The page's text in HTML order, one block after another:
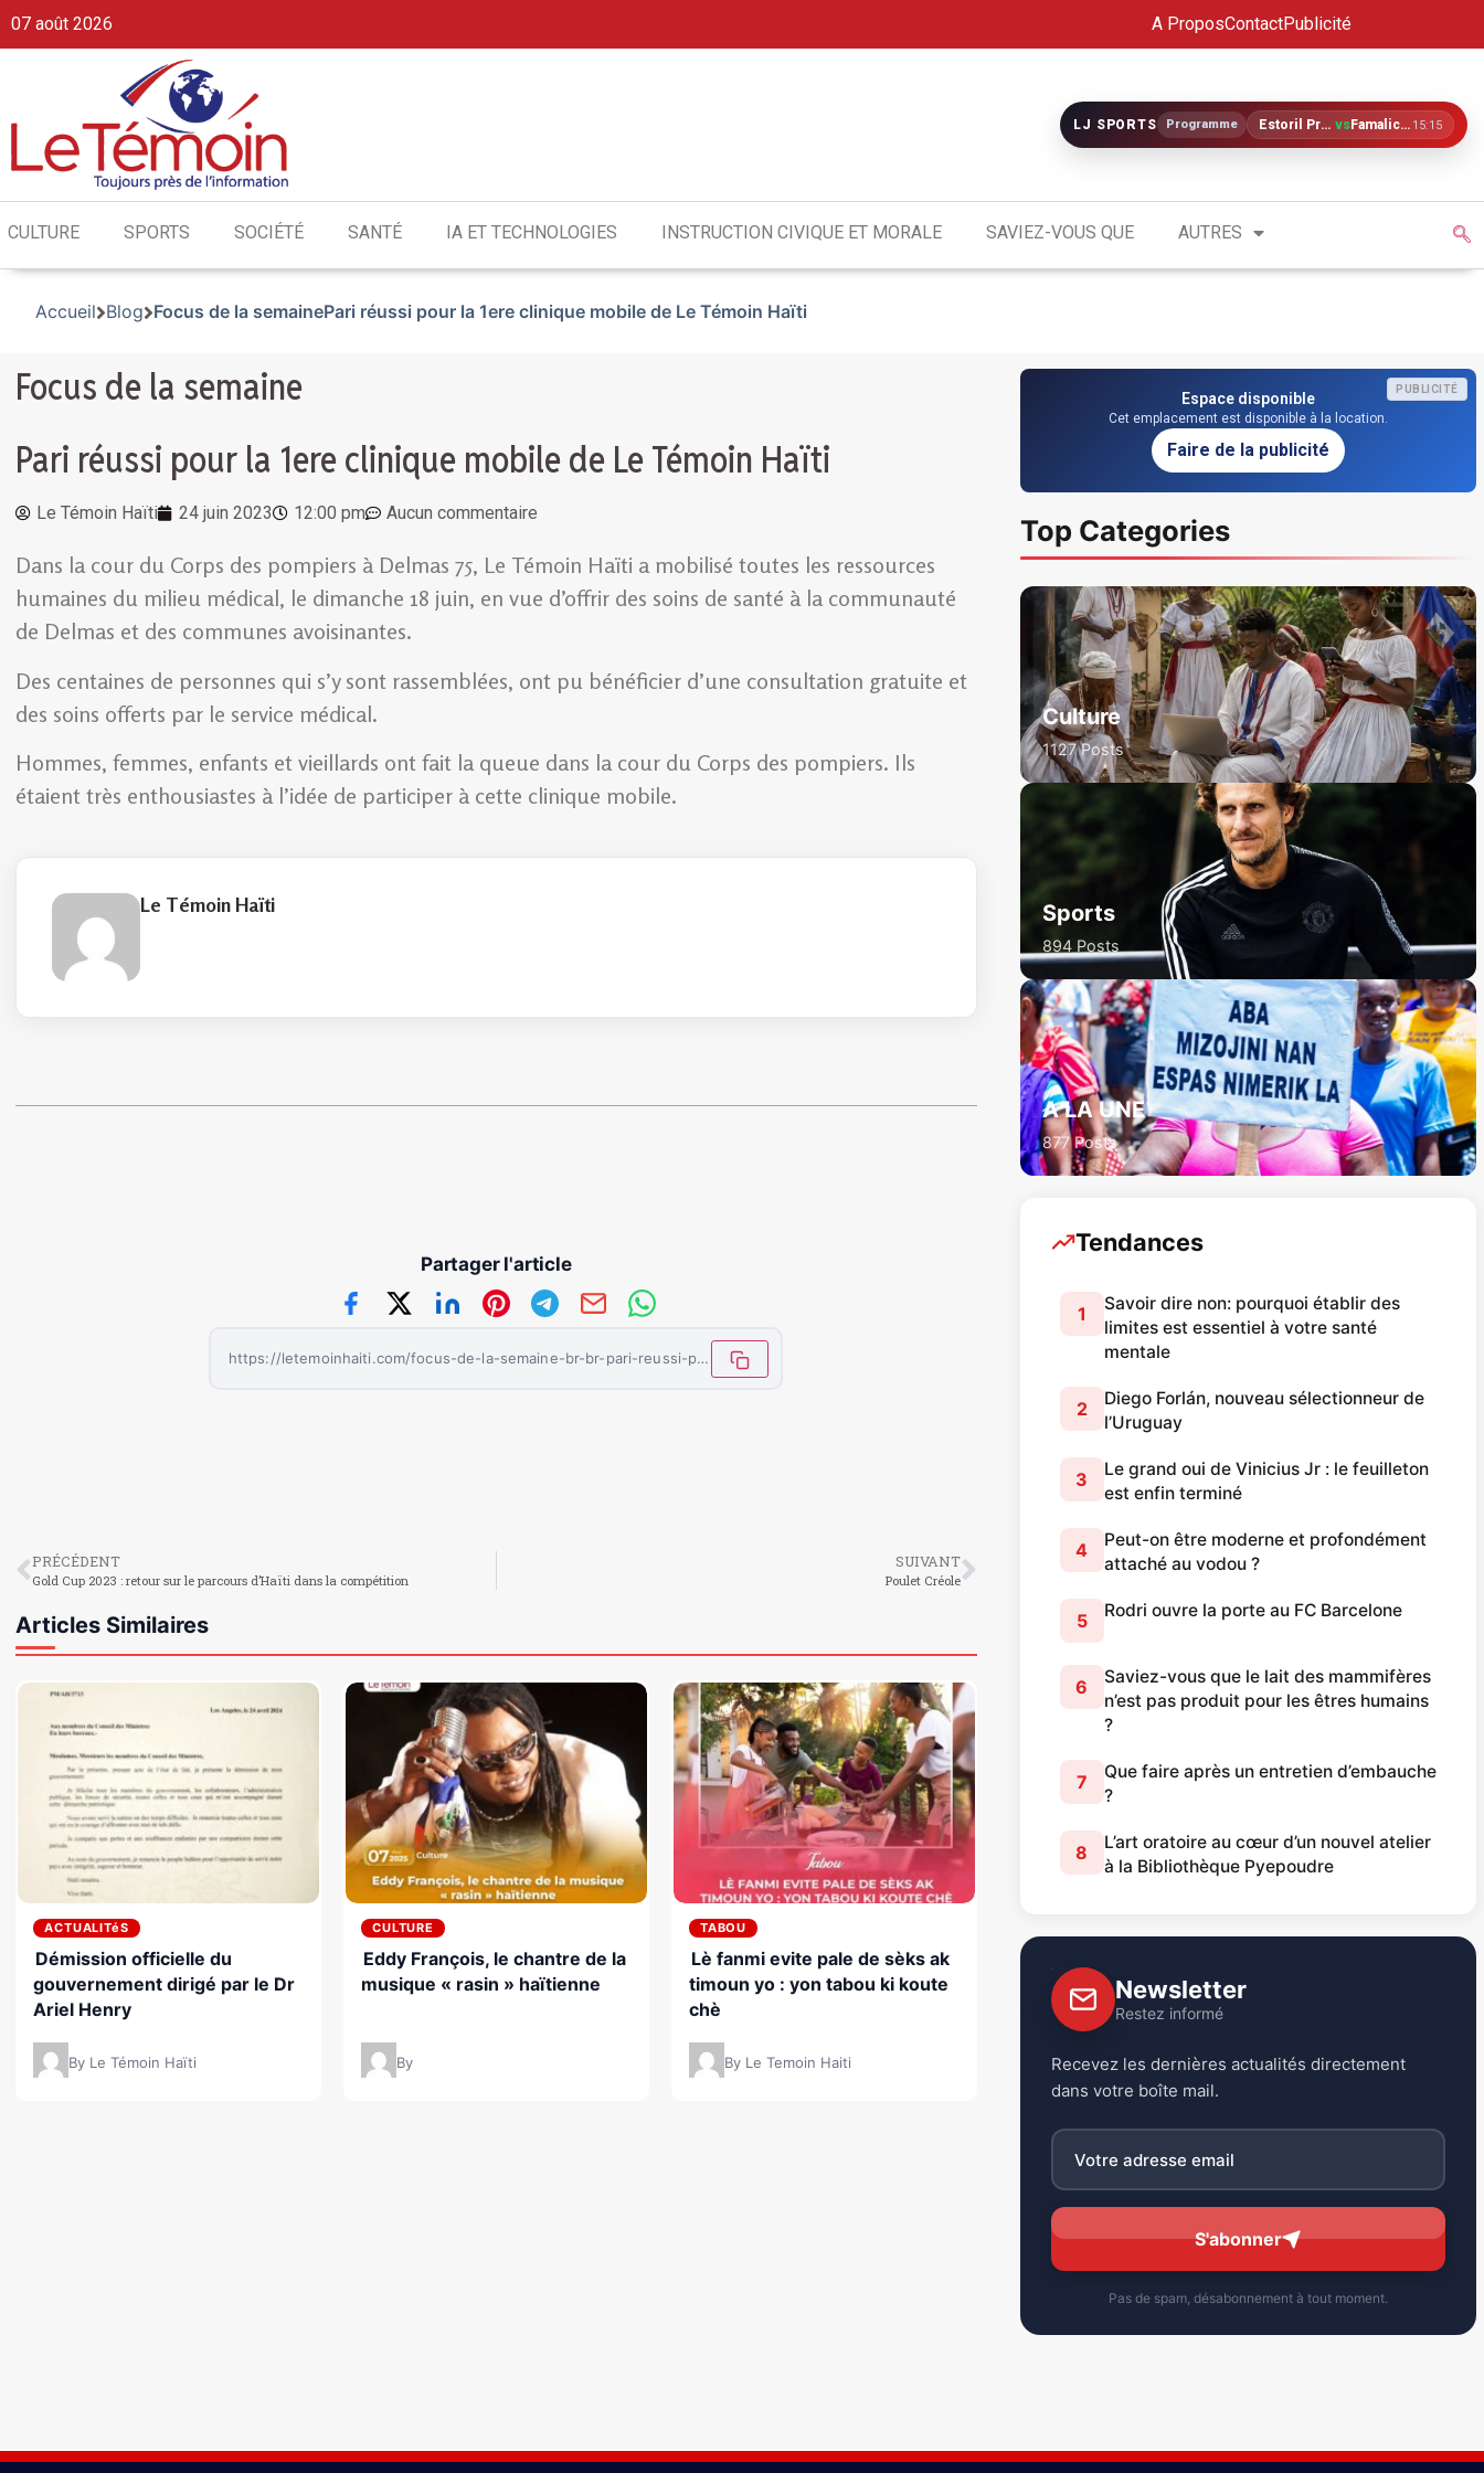
07 août 2026 A ProposContactPublicité
LJ SPORTS Programme Estoril Praia vs Famalicão 15:15
CULTURE SPORTS SOCIÉTÉ SANTÉ IA ET TECHNOLOGIES INSTRUCTION CIVIQUE ET MORALE SAVIEZ-VOUS QUE AUTRES
Accueil Blog Focus de la semainePari réussi pour la 1ere clinique mobile de Le Témoin Haïti
Focus de la semaine
Pari réussi pour la 1ere clinique mobile de Le Témoin Haïti
Le Témoin Haïti 24 juin 2023 12:00 pm Aucun commentaire
Dans la cour du Corps des pompiers à Delmas 75, Le Témoin Haïti a mobilisé toutes les ressources
humaines du milieu médical, le dimanche 18 juin, en vue d’offrir des soins de santé à la communauté
de Delmas et des communes avoisinantes.
Des centaines de personnes qui s’y sont rassemblées, ont pu bénéficier d’une consultation gratuite et
des soins offerts par le service médical.
Hommes, femmes, enfants et vieillards ont fait la queue dans la cour du Corps des pompiers. Ils
étaient très enthousiastes à l’idée de participer à cette clinique mobile.
Le Témoin Haïti
Partager l'article
https://letemoinhaiti.com/focus-de-la-semaine-br-br-pari-reussi-pour-la-1ere-clinique-mobile-de-le-temoin-haiti/
PRÉCÉDENT
Gold Cup 2023 : retour sur le parcours d’Haïti dans la compétition
SUIVANT
Poulet Créole
Articles Similaires
ACTUALITéS
Démission officielle du
gouvernement dirigé par le Dr
Ariel Henry
By Le Témoin Haïti
CULTURE
Eddy François, le chantre de la
musique « rasin » haïtienne
By
TABOU
Lè fanmi evite pale de sèks ak
timoun yo : yon tabou ki koute
chè
By Le Temoin Haiti
PUBLICITÉ
Espace disponible
Cet emplacement est disponible à la location.
Faire de la publicité
Top Categories
Culture
1127 Posts
Sports
894 Posts
A LA UNE
877 Posts
Tendances
1
Savoir dire non: pourquoi établir des
limites est essentiel à votre santé
mentale
2
Diego Forlán, nouveau sélectionneur de
l’Uruguay
3
Le grand oui de Vinicius Jr : le feuilleton
est enfin terminé
4
Peut-on être moderne et profondément
attaché au vodou ?
5 Rodri ouvre la porte au FC Barcelone
6
Saviez-vous que le lait des mammifères
n’est pas produit pour les êtres humains
?
7
Que faire après un entretien d’embauche
?
8
L’art oratoire au cœur d’un nouvel atelier
à la Bibliothèque Pyepoudre
Newsletter
Restez informé
Recevez les dernières actualités directement
dans votre boîte mail.
S'abonner
Pas de spam, désabonnement à tout moment.